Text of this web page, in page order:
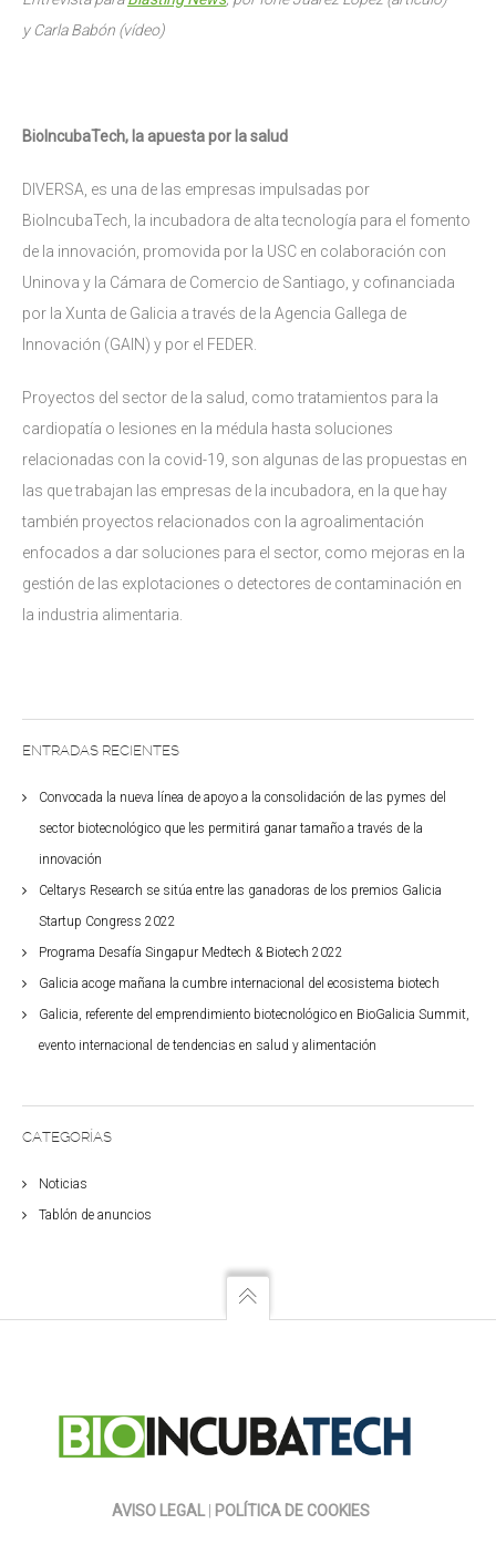
y Carla Babón (vídeo)
BioIncubaTech, la apuesta por la salud
DIVERSA, es una de las empresas impulsadas por
BioIncubaTech, la incubadora de alta tecnología para el fomento
de la innovación, promovida por la USC en colaboración con
Uninova y la Cámara de Comercio de Santiago, y cofinanciada
por la Xunta de Galicia a través de la Agencia Gallega de
Innovación (GAIN) y por el FEDER.
Proyectos del sector de la salud, como tratamientos para la
cardiopatía o lesiones en la médula hasta soluciones
relacionadas con la covid-19, son algunas de las propuestas en
las que trabajan las empresas de la incubadora, en la que hay
también proyectos relacionados con la agroalimentación
enfocados a dar soluciones para el sector, como mejoras en la
gestión de las explotaciones o detectores de contaminación en
la industria alimentaria.
ENTRADAS RECIENTES
Convocada la nueva línea de apoyo a la consolidación de las pymes del
sector biotecnológico que les permitirá ganar tamaño a través de la
innovación
Celtarys Research se sitúa entre las ganadoras de los premios Galicia
Startup Congress 2022
Programa Desafía Singapur Medtech & Biotech 2022
Galicia acoge mañana la cumbre internacional del ecosistema biotech
Galicia, referente del emprendimiento biotecnológico en BioGalicia Summit,
evento internacional de tendencias en salud y alimentación
CATEGORÍAS
Noticias
Tablón de anuncios
AVISO LEGAL| POLÍTICA DE COOKIES